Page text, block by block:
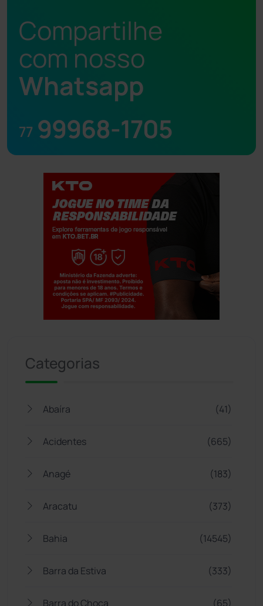
Compartilhe
com nosso
Whatsapp
77 99968-1705
Categorias
Abaíra (41)
Acidentes (665)
Anagé (183)
Aracatu (373)
Bahia (14545)
Barra da Estiva (333)
Barra do Choça (65)